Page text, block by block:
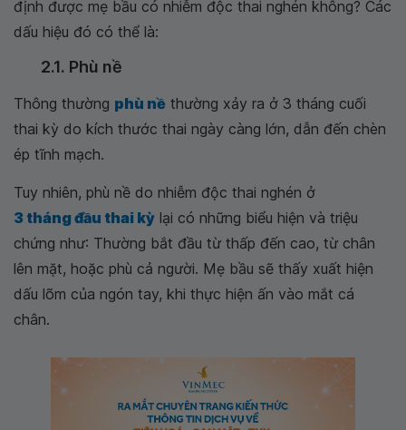
định được mẹ bầu có nhiễm độc thai nghén không? Các
dấu hiệu đó có thể là:
2.1. Phù nề
Thông thường phù nề thường xảy ra ở 3 tháng cuối
thai kỳ do kích thước thai ngày càng lớn, dẫn đến chèn
ép tĩnh mạch.
Tuy nhiên, phù nề do nhiễm độc thai nghén ở
3 tháng đầu thai kỳ lại có những biểu hiện và triệu
chứng như: Thường bắt đầu từ thấp đến cao, từ chân
lên mặt, hoặc phù cả người. Mẹ bầu sẽ thấy xuất hiện
dấu lõm của ngón tay, khi thực hiện ấn vào mắt cá
chân.